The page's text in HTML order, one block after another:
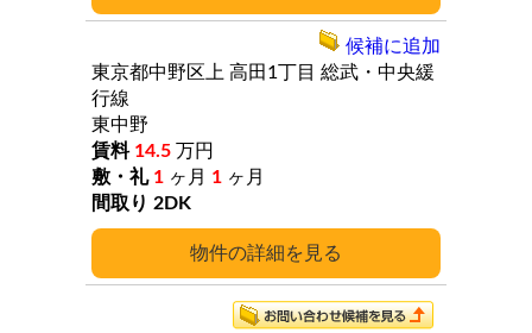
詳細
東京都中野区上 高田1丁目 総武・中央緩
行線
東中野
14.5 万円
1 ヶ月 1 ヶ月
2DK
候補に追加